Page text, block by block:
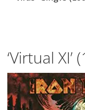
‘Virtual XI’